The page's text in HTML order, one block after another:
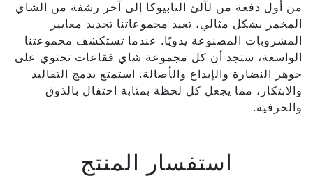
من أول دفعة من لآلئ التابيوكا إلى آخر رشفة من الشاي
المخمر بشكل مثالي، تعيد مجموعاتنا تحديد معايير
المشروبات المصنوعة يدويًا. عندما تستكشف مجموعتنا
الواسعة، ستجد أن كل مجموعة شاي فقاعات تحتوي على
جوهر النضارة والإبداع والأصالة. استمتع بدمج التقاليد
والابتكار، مما يجعل كل لحظة بمثابة احتفال بالذوق
والحرفية.
استفسار المنتج